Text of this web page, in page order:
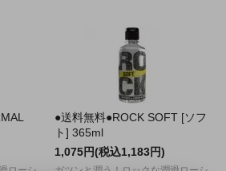
●送料無料●ROCK SOFT [ソフ
ト] 365ml
1,075円(税込1,183円)